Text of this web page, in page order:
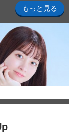
もっと見る